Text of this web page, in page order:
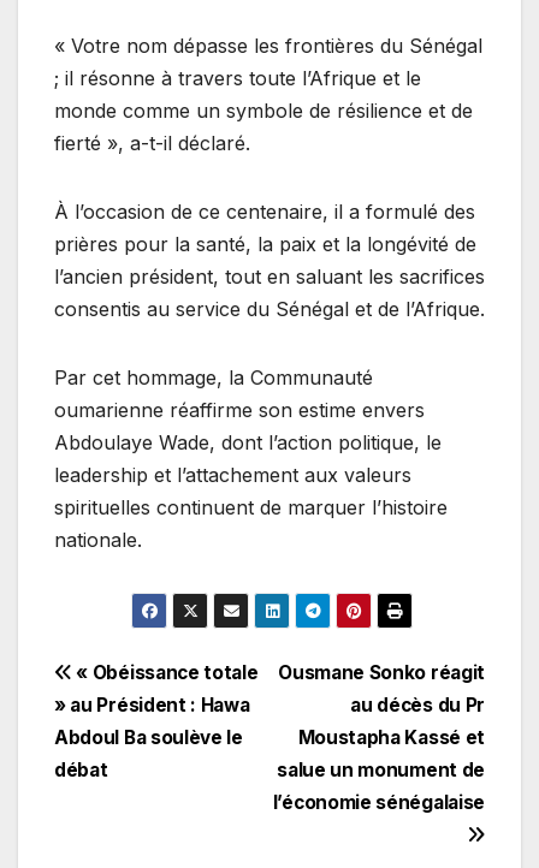
« Votre nom dépasse les frontières du Sénégal
; il résonne à travers toute l’Afrique et le
monde comme un symbole de résilience et de
fierté », a-t-il déclaré.
À l’occasion de ce centenaire, il a formulé des
prières pour la santé, la paix et la longévité de
l’ancien président, tout en saluant les sacrifices
consentis au service du Sénégal et de l’Afrique.
Par cet hommage, la Communauté
oumarienne réaffirme son estime envers
Abdoulaye Wade, dont l’action politique, le
leadership et l’attachement aux valeurs
spirituelles continuent de marquer l’histoire
nationale.
Navigation
de
l’article
Ousmane Sonko réagit
au décès du Pr
Moustapha Kassé et
salue un monument de
l’économie sénégalaise
« Obéissance totale
» au Président : Hawa
Abdoul Ba soulève le
débat